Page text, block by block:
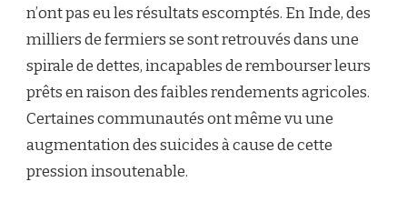
n’ont pas eu les résultats escomptés. En Inde, des
milliers de fermiers se sont retrouvés dans une
spirale de dettes, incapables de rembourser leurs
prêts en raison des faibles rendements agricoles.
Certaines communautés ont même vu une
augmentation des suicides à cause de cette
pression insoutenable.